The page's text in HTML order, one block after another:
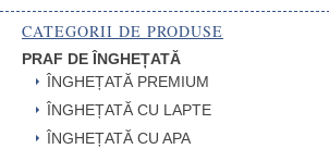
CATEGORII DE PRODUSE
PRAF DE ÎNGHEȚATĂ
ÎNGHEȚATĂ PREMIUM
ÎNGHEȚATĂ CU LAPTE
ÎNGHEȚATĂ CU APA